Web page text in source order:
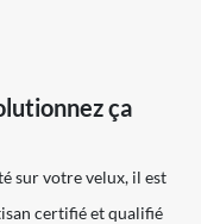
ça
sur votre velux, il est
certifié et qualifié